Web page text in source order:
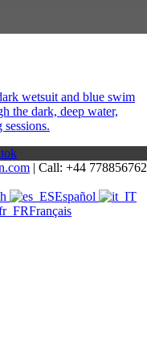
| Call: +44
Español
Français